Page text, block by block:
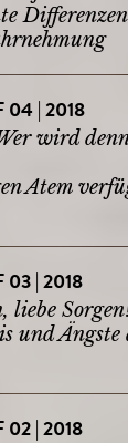
04 | 2018
wird
Atem
03 | 2018
liebe
und
02 | 2018